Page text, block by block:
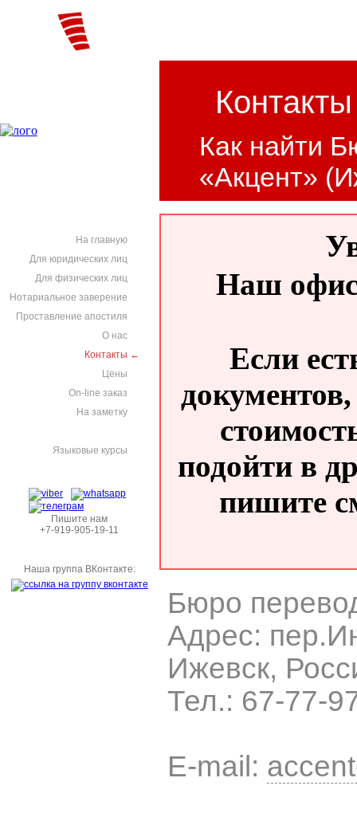
Контакты
Как найти
«Акцент»
На главную
Для юридических лиц
Для физических лиц
Нотариальное заверение
Проставление апостиля
О нас
Контакты
Цены
On-line заказ
На заметку
Языковые курсы
Пишите нам
+7-919-905-19-11
Наша группа ВКонтакте:
Наш офис
Если
подойти в
пишите
Бюро
Адрес:
Ижевск,
Тел.: 67-77-
E-mail: